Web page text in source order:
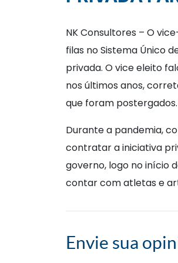
NK Consultores – O
filas no Sistema Único
privada. O vice eleito
nos últimos anos,
que foram
Durante a pandemia,
contratar a iniciativa
governo, logo no início
contar com atletas e
Envie sua